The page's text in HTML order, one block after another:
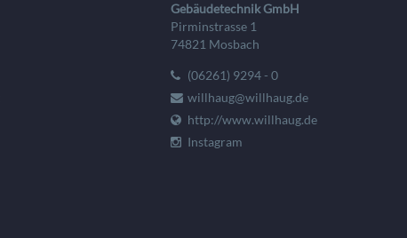
Gebäudetechnik GmbH
Pirminstrasse 1
74821 Mosbach
(06261) 9294 - 0
willhaug@willhaug.de
http://www.willhaug.de
Instagram